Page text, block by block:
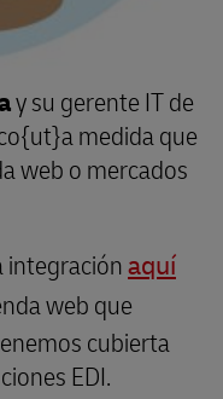
y su gerente IT de
medida que
web o mercados
integraciónaquí
web que
cubierta
EDI.